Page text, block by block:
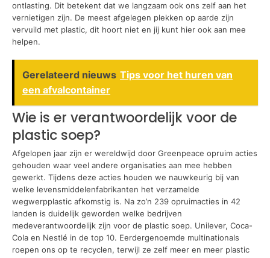
ontlasting. Dit betekent dat we langzaam ook ons zelf aan het
vernietigen zijn. De meest afgelegen plekken op aarde zijn
vervuild met plastic, dit hoort niet en jij kunt hier ook aan mee
helpen.
Gerelateerd nieuws Tips voor het huren van
een afvalcontainer
Wie is er verantwoordelijk voor de
plastic soep?
Afgelopen jaar zijn er wereldwijd door Greenpeace opruim acties
gehouden waar veel andere organisaties aan mee hebben
gewerkt. Tijdens deze acties houden we nauwkeurig bij van
welke levensmiddelenfabrikanten het verzamelde
wegwerpplastic afkomstig is. Na zo’n 239 opruimacties in 42
landen is duidelijk geworden welke bedrijven
medeverantwoordelijk zijn voor de plastic soep. Unilever, Coca-
Cola en Nestlé in de top 10. Eerdergenoemde multinationals
roepen ons op te recyclen, terwijl ze zelf meer en meer plastic